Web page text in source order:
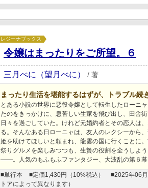
レジーナブックス
令嬢はまったりをご所望。６
三月べに（望月べに） / 著
まったり生活を堪能するはずが、トラブル続
とある小説の世界に悪役令嬢として転生したローニ
たのをきっかけに、息苦しい生家を飛び出し、田舎
日々を過ごしていた。けれど元婚約者とその恋人は
る。そんなある日ローニャは、友人のレクシーか
姫を助けてほしいと頼まれ、龍雲の国に行くことに
祭りグルメを楽しみつつも、生贄の役割を全うしよ
――。人気のもふもふファンタジー、大波乱の第６幕
■単行本 ■定価1,430円（10%税込）
■2025年06
トアによって異なります）